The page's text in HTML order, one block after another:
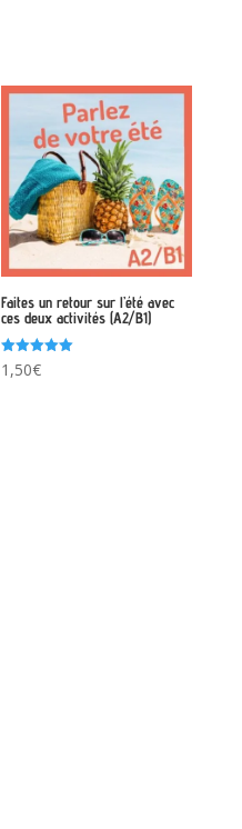
Faites un retour sur l’été avec
ces deux activités (A2/B1)
Note
5.00
1,50€